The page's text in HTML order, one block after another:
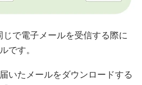
じで電子メールを受信する際に
です。
いたメールをダウンロードする